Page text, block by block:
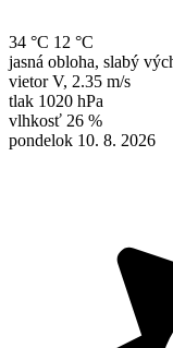
34 °C 12 °C
jasná obloha, slabý
vietor V, 2.35 m/s
tlak 1020 hPa
vlhkosť 26 %
pondelok 10. 8. 2026